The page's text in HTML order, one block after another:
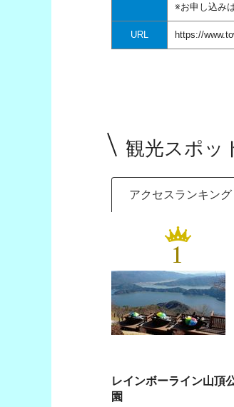
※お申し込み
URL https://
観光スポッ
アクセスランキング
1
レインボーライン山頂
園